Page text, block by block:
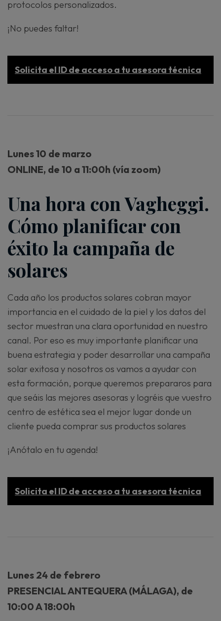
protocolos personalizados.
¡No puedes faltar!
Solicita el ID de acceso a tu asesora técnica
Lunes 10 de marzo
ONLINE, de 10 a 11:00h (vía zoom)
Una hora con Vagheggi.
Cómo planificar con
éxito la campaña de
solares
Cada año los productos solares cobran mayor
importancia en el cuidado de la piel y los datos del
sector muestran una clara oportunidad en nuestro
canal. Por eso es muy importante planificar una
buena estrategia y poder desarrollar una campaña
solar exitosa y nosotros os vamos a ayudar con
esta formación, porque queremos prepararos para
que seáis las mejores asesoras y logréis que vuestro
centro de estética sea el mejor lugar donde un
cliente pueda comprar sus productos solares
¡Anótalo en tu agenda!
Solicita el ID de acceso a tu asesora técnica
Lunes 24 de febrero
PRESENCIAL ANTEQUERA (MÁLAGA), de
10:00 A 18:00h